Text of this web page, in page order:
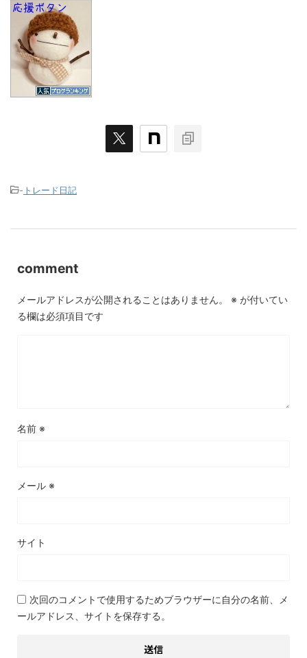
- トレード日記
comment
メールアドレスが公開されることはありません。 ※ が付いてい
る欄は必須項目です
名前 ※
メール ※
サイト
次回のコメントで使用するためブラウザーに自分の名前、メ
ールアドレス、サイトを保存する。